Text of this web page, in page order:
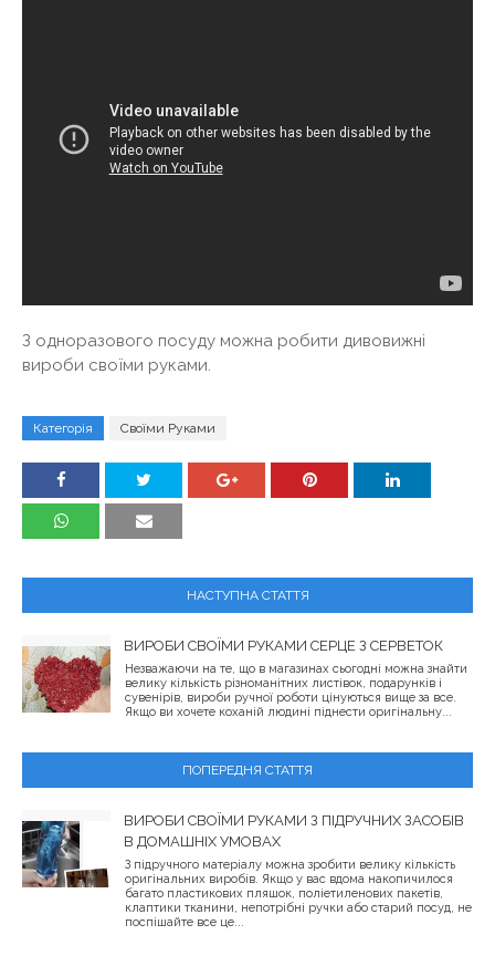
З одноразового посуду можна робити дивовижні
вироби своїми руками.
Категорія Своїми Руками
НАСТУПНА СТАТТЯ
ВИРОБИ СВОЇМИ РУКАМИ СЕРЦЕ З СЕРВЕТОК
Незважаючи на те, що в магазинах сьогодні можна знайти
велику кількість різноманітних листівок, подарунків і
сувенірів, вироби ручної роботи цінуються вище за все.
Якщо ви хочете коханій людині піднести оригінальну...
ПОПЕРЕДНЯ СТАТТЯ
ВИРОБИ СВОЇМИ РУКАМИ З ПІДРУЧНИХ ЗАСОБІВ
В ДОМАШНІХ УМОВАХ
З підручного матеріалу можна зробити велику кількість
оригінальних виробів. Якщо у вас вдома накопичилося
багато пластикових пляшок, поліетиленових пакетів,
клаптики тканини, непотрібні ручки або старий посуд, не
поспішайте все це...